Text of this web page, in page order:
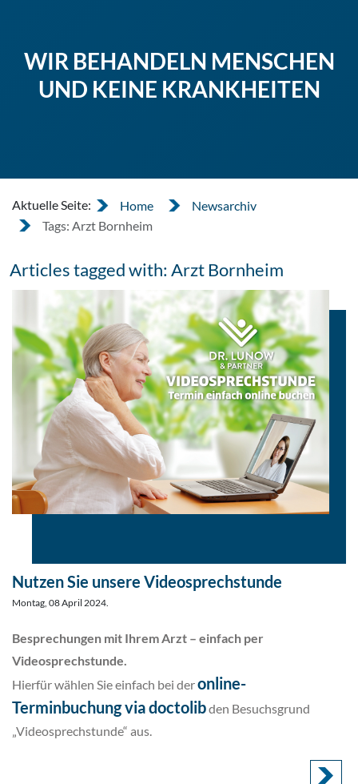
WIR BEHANDELN MENSCHEN
UND KEINE KRANKHEITEN
Aktuelle Seite: Home
Newsarchiv
Tags: Arzt Bornheim
Articles tagged with: Arzt Bornheim
Nutzen Sie unsere Videosprechstunde
Montag, 08 April 2024.
Besprechungen mit Ihrem Arzt – einfach per
Videosprechstunde.
Hierfür wählen Sie einfach bei deronline-
Terminbuchung via doctolibden Besuchsgrund
„Videosprechstunde“ aus.